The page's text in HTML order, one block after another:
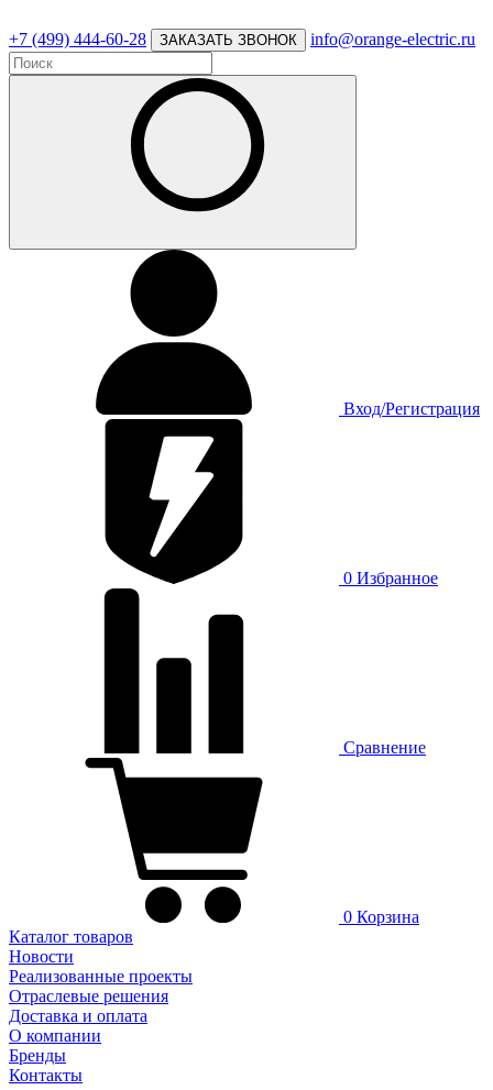
+7 (499) 444-60-28 ЗАКАЗАТЬ ЗВОНОК info@orange-electric.ru
Вход/Регистрация
0 Избранное
Сравнение
0 Корзина
Каталог товаров
Новости
Реализованные проекты
Отраслевые решения
Доставка и оплата
О компании
Бренды
Контакты